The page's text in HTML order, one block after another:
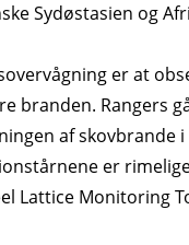
Sydøstasien og
er at
branden. Rangers
af ​​skovbrande
er
Lattice Monitoring